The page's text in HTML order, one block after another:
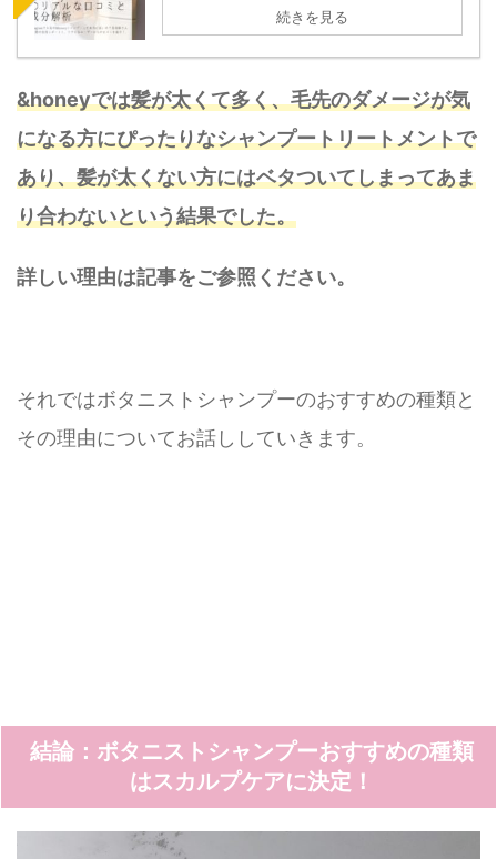
続きを見る
&honeyでは髪が太くて多く、毛先のダメージが気
になる方にぴったりなシャンプートリートメントで
あり、髪が太くない方にはベタついてしまってあま
り合わないという結果でした。
詳しい理由は記事をご参照ください。
それではボタニストシャンプーのおすすめの種類と
その理由についてお話ししていきます。
結論：ボタニストシャンプーおすすめの種類
はスカルプケアに決定！